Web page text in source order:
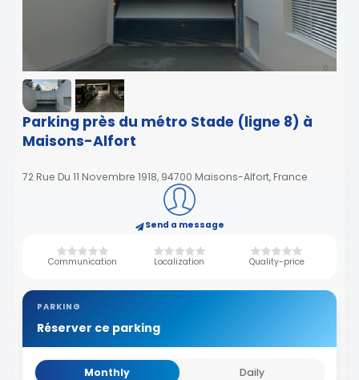
Parking près du métro Stade (ligne 8) à
Maisons-Alfort
72 Rue Du 11 Novembre 1918, 94700 Maisons-Alfort, France
Send a message
Communication Localization Quality-price
PARKING
Réserver ce parking
Monthly
Daily